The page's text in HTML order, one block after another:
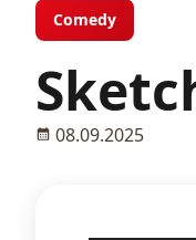
Comedy
08.09.2025